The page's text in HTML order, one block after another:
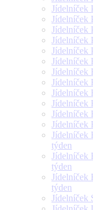
Jídelníček
Jídelníček
Jídelníček
Jídelníček
Jídelníček
Jídelníček
Jídelníček
Jídelníček
Jídelníček
Jídelníček
Jídelníček
Jídelníček
Jídelníček
týden
Jídelníček
týden
Jídelníček
týden
Jídelníček